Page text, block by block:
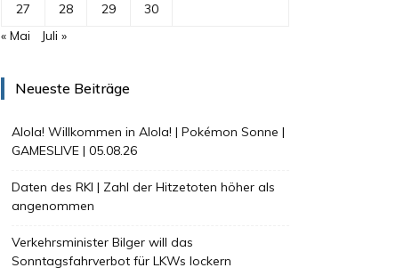
27 28 29
30
« Mai
Juli »
Neueste Beiträge
Alola! Willkommen in Alola! | Pokémon Sonne |
GAMESLIVE | 05.08.26
Daten des RKI | Zahl der Hitzetoten höher als
angenommen
Verkehrsminister Bilger will das
Sonntagsfahrverbot für LKWs lockern